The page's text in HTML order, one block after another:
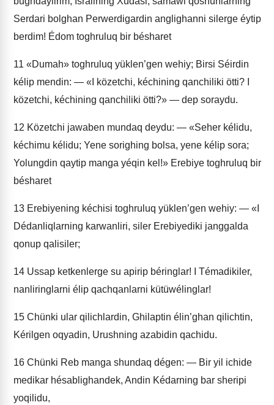
Serdari bolghan Perwerdigardin anglighanni silerge éytip
berdim! Édom toghruluq bir bésharet
11 «Dumah» toghruluq yüklen’gen wehiy; Birsi Séirdin
kélip mendin: — «I közetchi, kéchining qanchiliki ötti? I
közetchi, kéchining qanchiliki ötti?» — dep soraydu.
12 Közetchi jawaben mundaq deydu: — «Seher kélidu,
kéchimu kélidu; Yene sorighing bolsa, yene kélip sora;
Yolungdin qaytip manga yéqin kel!» Erebiye toghruluq bir
bésharet
13 Erebiyening kéchisi toghruluq yüklen’gen wehiy: — «I
Dédanliqlarning karwanliri, siler Erebiyediki janggalda
qonup qalisiler;
14 Ussap ketkenlerge su apirip béringlar! I Témadikiler,
nanliringlarni élip qachqanlarni kütüwélinglar!
15 Chünki ular qilichlardin, Ghilaptin élin’ghan qilichtin,
Kérilgen oqyadin, Urushning azabidin qachidu.
16 Chünki Reb manga shundaq dégen: — Bir yil ichide
medikar hésablighandek, Andin Kédarning bar sheripi
yoqilidu,